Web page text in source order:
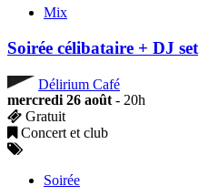
Mix
Soirée célibataire + DJ set
Délirium Café
mercredi 26 août - 20h
Gratuit
Concert et club
Soirée